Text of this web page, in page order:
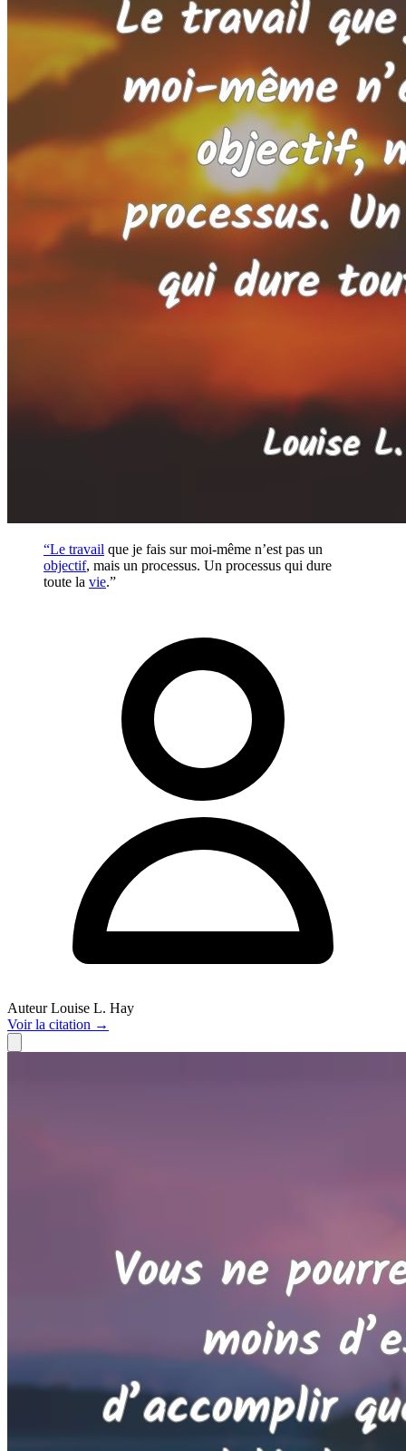
“Le travail que je fais sur moi-même n’est pas un
objectif, mais un processus. Un processus qui dure
toute la vie.”
Auteur Louise L. Hay
Voirla citation →